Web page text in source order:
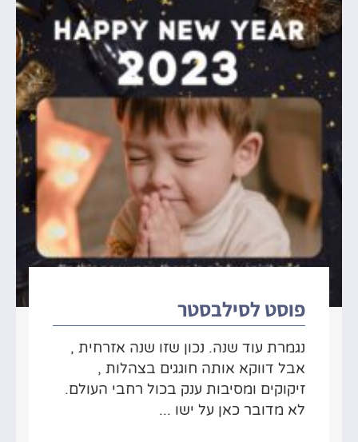
פוסט לסילבסטר
נגמרת עוד שנה. נכון שזו שנה אזרחית ,
אבל דווקא אותה חוגגים בצהלות ,
זיקוקים ומסיבות ענק בכול רחבי העולם.
לא מדובר כאן על ישו ...